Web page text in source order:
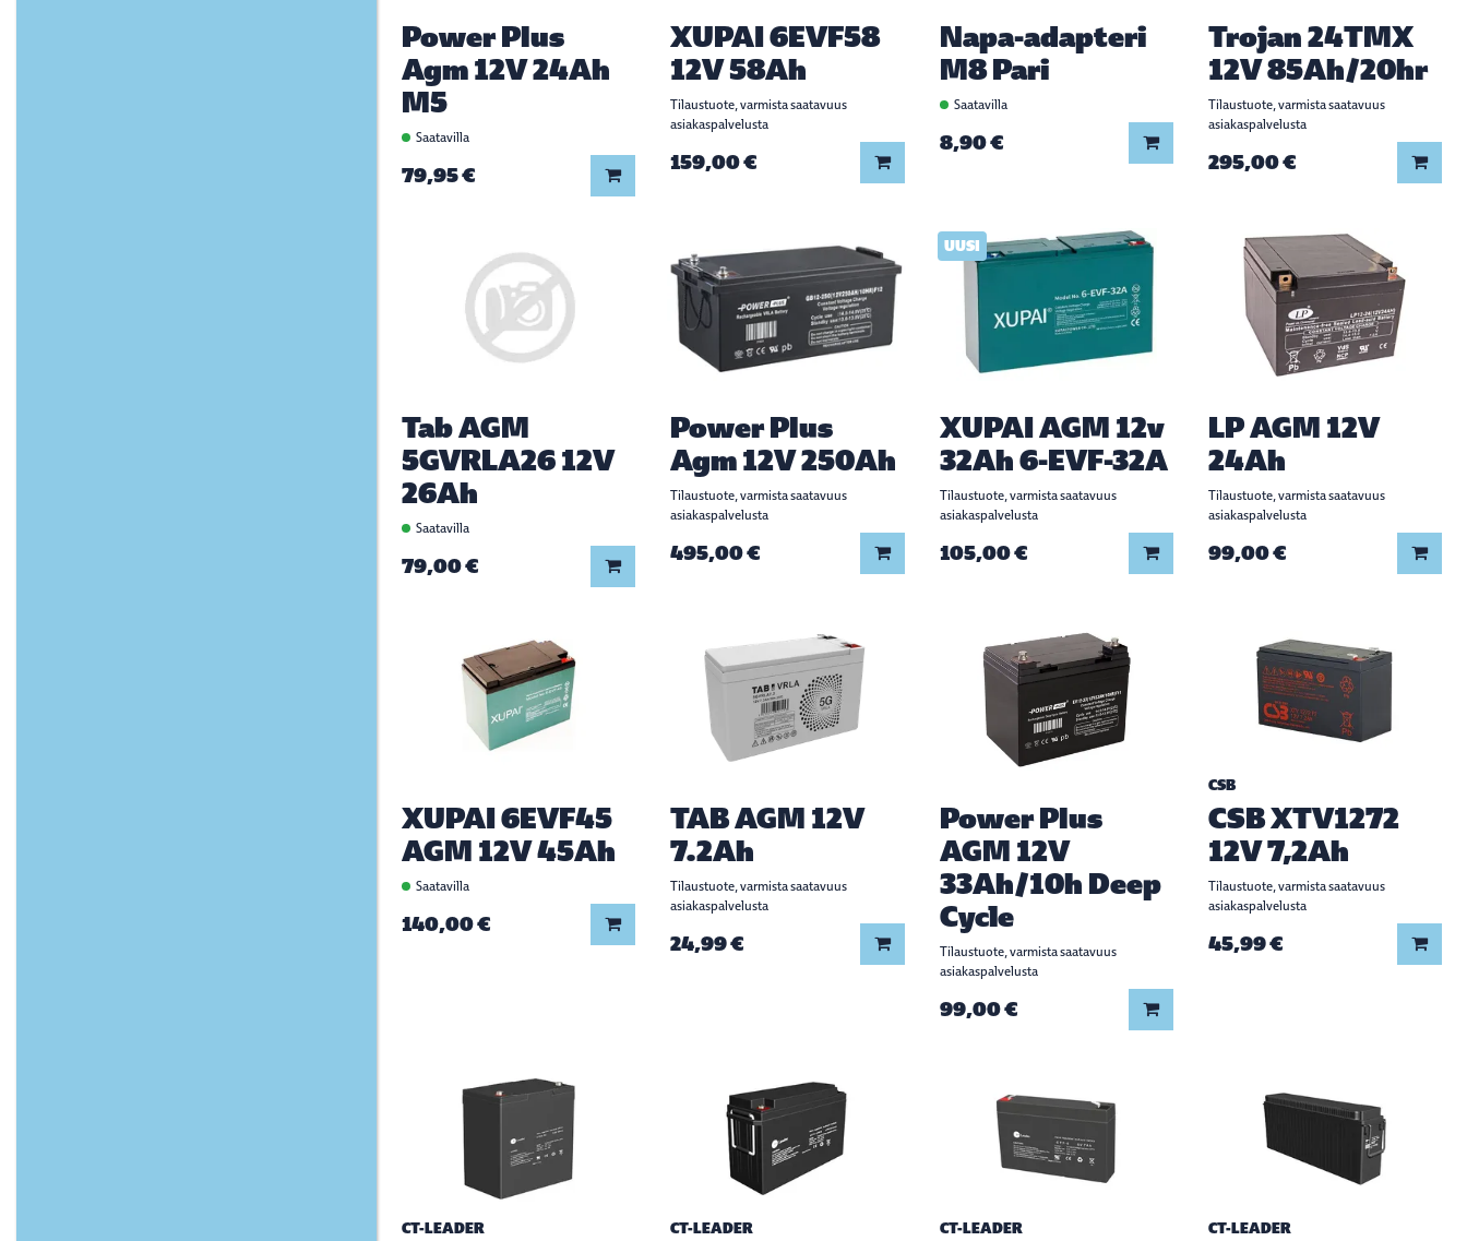
Power Plus
Agm 12V 24Ah
M5
Saatavilla
79,95 € Lisää koriin
XUPAI 6EVF58
12V 58Ah
Tilaustuote, varmista saatavuus
asiakaspalvelusta
159,00 € Lisää koriin
Napa-adapteri
M8 Pari
Saatavilla
8,90 € Lisää koriin
Trojan 24TMX
12V 85Ah/20hr
Tilaustuote, varmista saatavuus
asiakaspalvelusta
295,00 €
Tab AGM
5GVRLA26 12V
26Ah
Saatavilla
79,00 € Lisää koriin
Power Plus
Agm 12V 250Ah
Tilaustuote, varmista saatavuus
asiakaspalvelusta
495,00 € Lisää koriin
UUSI
XUPAI AGM 12v
32Ah 6-EVF-32A
Tilaustuote, varmista saatavuus
asiakaspalvelusta
105,00 € Lisää koriin
LP AGM 12V
24Ah
Tilaustuote, varmista saatavuus
asiakaspalvelusta
99,00 €
XUPAI 6EVF45
AGM 12V 45Ah
Saatavilla
140,00 € Lisää koriin
TAB AGM 12V
7.2Ah
Tilaustuote, varmista saatavuus
asiakaspalvelusta
24,99 € Lisää koriin
Power Plus
AGM 12V
33Ah/10h Deep
Cycle
Tilaustuote, varmista saatavuus
asiakaspalvelusta
99,00 € Lisää koriin
CSB
CSB XTV1272
12V 7,2Ah
Tilaustuote, varmista saatavuus
asiakaspalvelusta
45,99 €
CT-LEADER CT-LEADER CT-LEADER CT-LEADER